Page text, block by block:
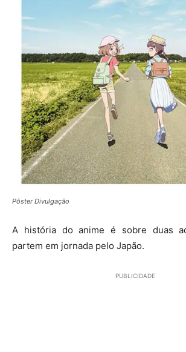
Pôster Divulgação
A história do anime é sobre duas
partem em jornada pelo Japão.
PUBLICIDADE